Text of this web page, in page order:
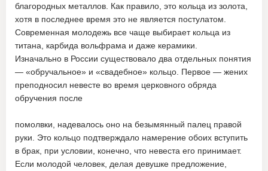
благородных металлов. Как правило, это кольца из золота,
хотя в последнее время это не является постулатом.
Современная молодежь все чаще выбирает кольца из
титана, карбида вольфрама и даже керамики.
Изначально в России существовало два отдельных понятия
— «обручальное» и «свадебное» кольцо. Первое — жених
преподносил невесте во время церковного обряда
обручения после
помолвки, надевалось оно на безымянный палец правой
руки. Это кольцо подтверждало намерение обоих вступить
в брак, при условии, конечно, что невеста его принимает.
Если молодой человек, делая девушке предложение,